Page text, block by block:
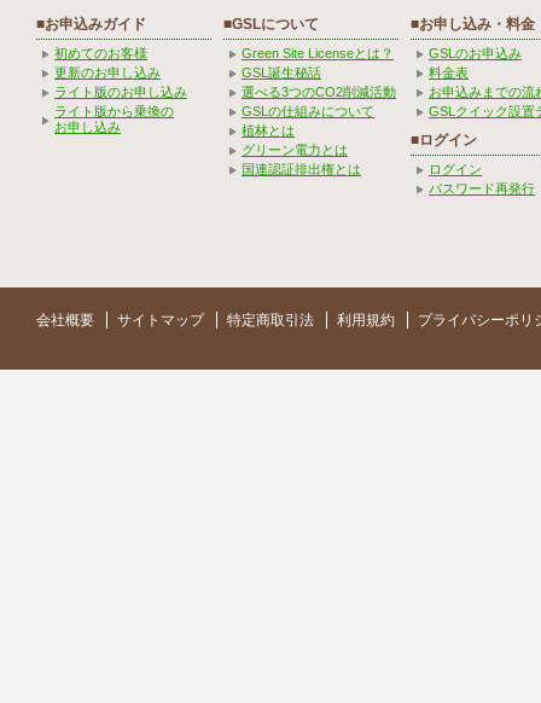
■お申込みガイド
初めてのお客様
更新のお申し込み
ライト版のお申し込み
ライト版から乗換の
お申し込み
■GSLについて
Green Site Licenseとは？
GSL誕生秘話
選べる3つのCO2削減活動
GSLの仕組みについて
植林とは
グリーン電力とは
国連認証排出権とは
■お申し込み・料金
GSLのお申込み
料金表
お申込みまでの流
GSLクイック設置
■ログイン
ログイン
パスワード再発行
会社概要 サイトマップ 特定商取引法 利用規約 プライバシーポリ